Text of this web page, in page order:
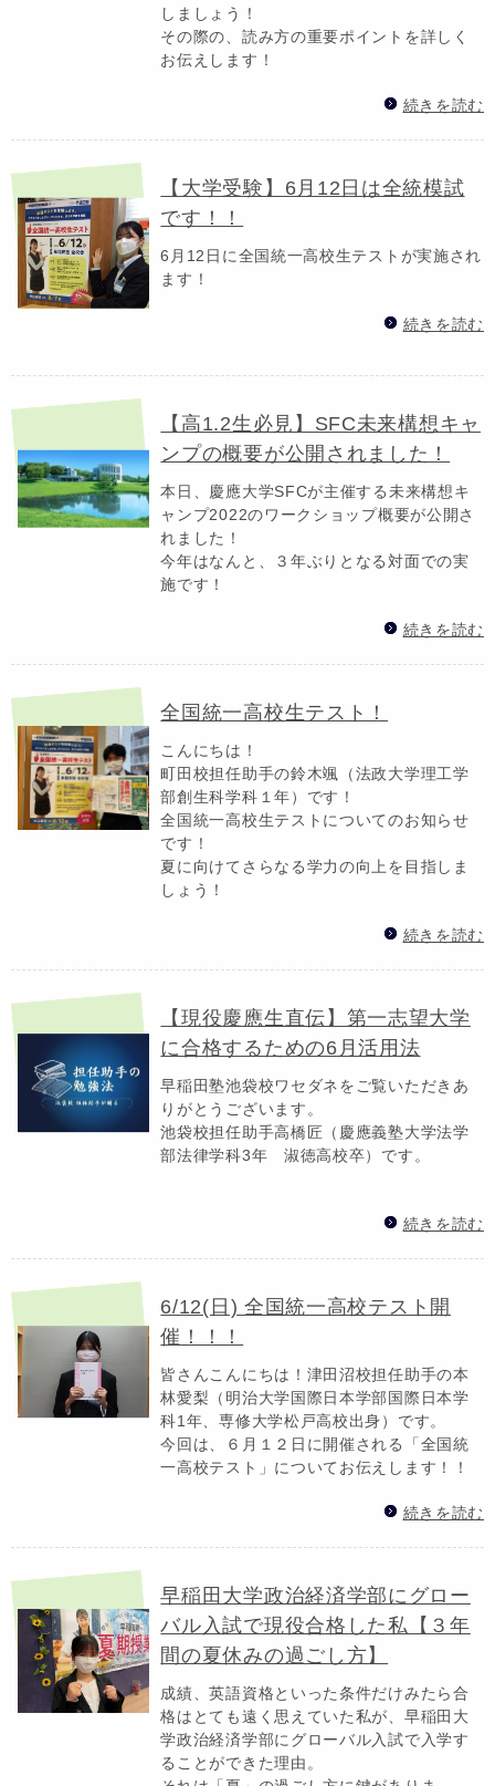
しましょう！
その際の、読み方の重要ポイントを詳しく
お伝えします！
続きを読む
【大学受験】6月12日は全統模試
です！！
6月12日に全国統一高校生テストが実施され
ます！
続きを読む
【高1.2生必見】SFC未来構想キャ
ンプの概要が公開されました！
本日、慶應大学SFCが主催する未来構想キ
ャンプ2022のワークショップ概要が公開さ
れました！
今年はなんと、３年ぶりとなる対面での実
施です！
続きを読む
全国統一高校生テスト！
こんにちは！
町田校担任助手の鈴木颯（法政大学理工学
部創生科学科１年）です！
全国統一高校生テストについてのお知らせ
です！
夏に向けてさらなる学力の向上を目指しま
しょう！
続きを読む
【現役慶應生直伝】第一志望大学
に合格するための6月活用法
早稲田塾池袋校ワセダネをご覧いただきあ
りがとうございます。
池袋校担任助手高橋匠（慶應義塾大学法学
部法律学科3年 淑徳高校卒）です。
続きを読む
6/12(日) 全国統一高校テスト開
催！！！
皆さんこんにちは！津田沼校担任助手の本
林愛梨（明治大学国際日本学部国際日本学
科1年、専修大学松戸高校出身）です。
今回は、６月１２日に開催される「全国統
一高校テスト」についてお伝えします！！
続きを読む
早稲田大学政治経済学部にグロー
バル入試で現役合格した私【３年
間の夏休みの過ごし方】
成績、英語資格といった条件だけみたら合
格はとても遠く思えていた私が、早稲田大
学政治経済学部にグローバル入試で入学す
ることができた理由。